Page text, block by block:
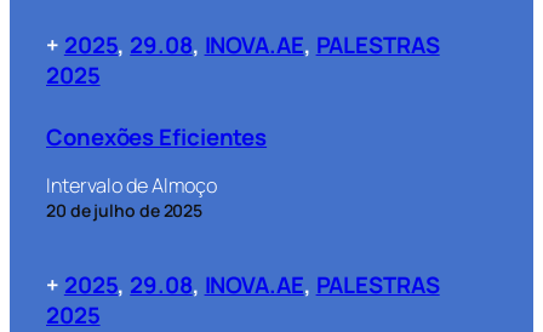
+ 2025, 29.08, INOVA.AE, PALESTRAS
2025
Conexões Eficientes
Intervalo de Almoço
20 de julho de 2025
+ 2025, 29.08, INOVA.AE, PALESTRAS
2025